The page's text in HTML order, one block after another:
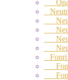
Fonri